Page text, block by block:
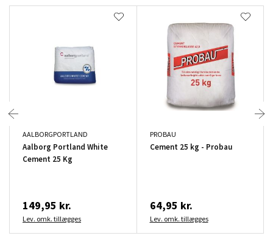
AALBORGPORTLAND
Aalborg Portland White
Cement 25 Kg
149,95 kr.
Lev. omk. tillægges
PROBAU
Cement 25 kg - Probau
64,95 kr.
Lev. omk. tillægges